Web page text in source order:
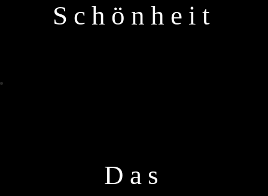
Schönheit
Das